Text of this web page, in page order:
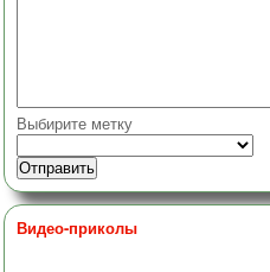
Выбирите метку
Видео-приколы